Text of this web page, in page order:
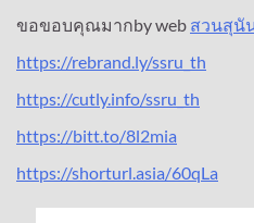
ขอขอบคุณมากby web สวนสุนั
https://rebrand.ly/ssru_th
https://cutly.info/ssru_th
https://bitt.to/8l2mia
https://shorturl.asia/60qLa